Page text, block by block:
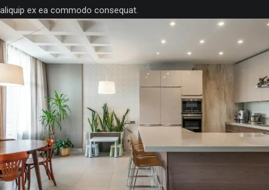
aliquip ex ea commodo consequat.